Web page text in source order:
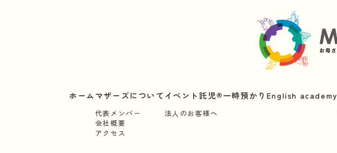
ホームマザーズについて
代表メンバー
会社概要
アクセス
イベント託児®︎
法人のお客様へ
一時預かり English academy